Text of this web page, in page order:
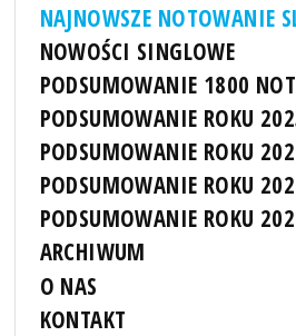
NAJNOWSZE NOTOWANIE
NOWOŚCI SINGLOWE
PODSUMOWANIE 1800
PODSUMOWANIE ROKU
PODSUMOWANIE ROKU
PODSUMOWANIE ROKU
PODSUMOWANIE ROKU
ARCHIWUM
O NAS
KONTAKT